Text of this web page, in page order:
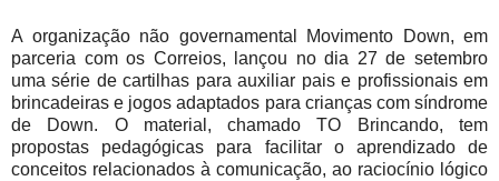
A organização não governamental Movimento Down, em
parceria com os Correios, lançou no dia 27 de setembro
uma série de cartilhas para auxiliar pais e profissionais em
brincadeiras e jogos adaptados para crianças com síndrome
de Down. O material, chamado TO Brincando, tem
propostas pedagógicas para facilitar o aprendizado de
conceitos relacionados à comunicação, ao raciocínio lógico